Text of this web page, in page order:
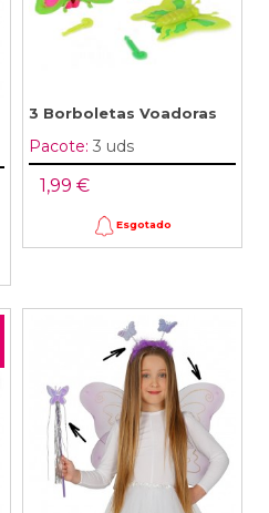
3 Borboletas Voadoras
Pacote: 3 uds
1,99 €
Esgotado